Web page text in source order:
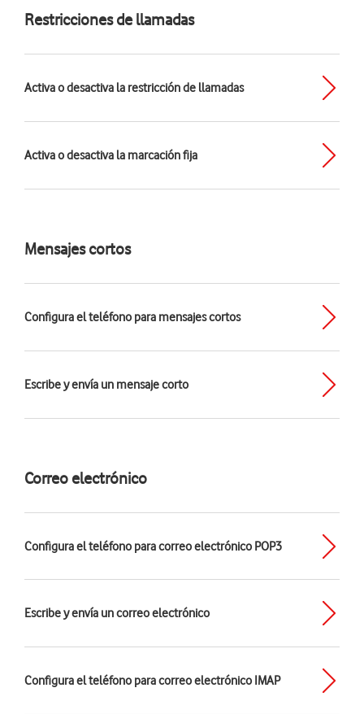
Restricciones de llamadas
Activa o desactiva la restricción de llamadas
Activa o desactiva la marcación fija
Mensajes cortos
Configura el teléfono para mensajes cortos
Escribe y envía un mensaje corto
Correo electrónico
Configura el teléfono para correo electrónico POP3
Escribe y envía un correo electrónico
Configura el teléfono para correo electrónico IMAP